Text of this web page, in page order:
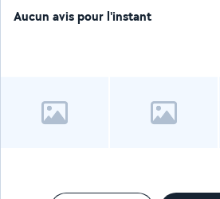
des composants etc...
Aucun avis pour l'instant